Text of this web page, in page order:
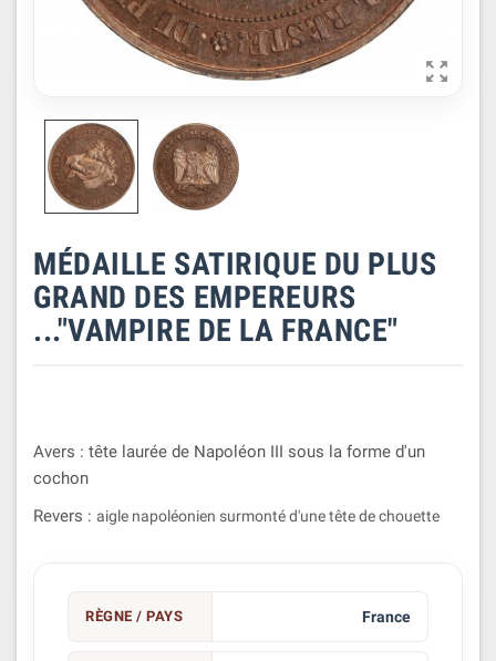

MÉDAILLE SATIRIQUE DU PLUS
GRAND DES EMPEREURS
..."VAMPIRE DE LA FRANCE"
Avers : tête laurée de Napoléon III sous la forme d'un
cochon
Revers : aigle napoléonien surmonté d'une tête de chouette
RÈGNE / PAYS France